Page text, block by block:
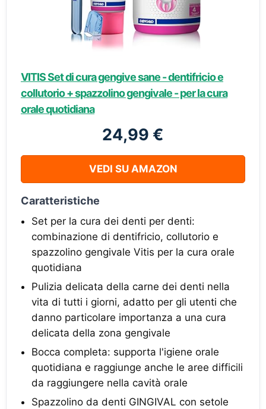
VITIS Set di cura gengive sane - dentifricio e
collutorio + spazzolino gengivale - per la cura
orale quotidiana
24,99 €
VEDI SU AMAZON
Caratteristiche
Set per la cura dei denti per denti:
combinazione di dentifricio, collutorio e
spazzolino gengivale Vitis per la cura orale
quotidiana
Pulizia delicata della carne dei denti nella
vita di tutti i giorni, adatto per gli utenti che
danno particolare importanza a una cura
delicata della zona gengivale
Bocca completa: supporta l'igiene orale
quotidiana e raggiunge anche le aree difficili
da raggiungere nella cavità orale
Spazzolino da denti GINGIVAL con setole